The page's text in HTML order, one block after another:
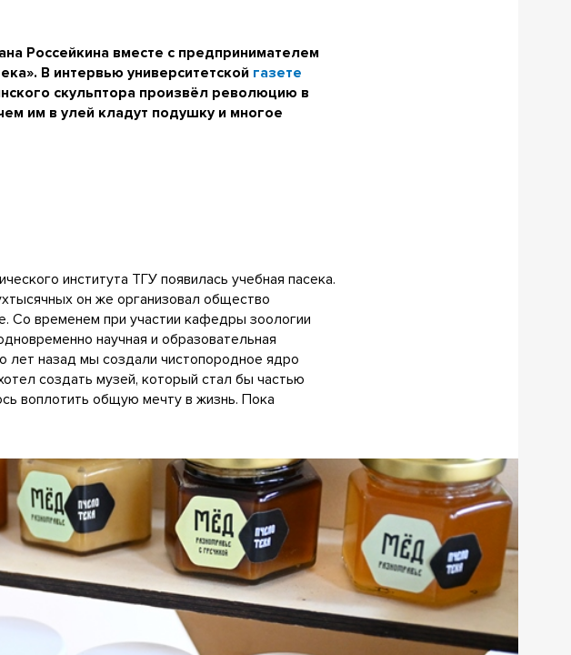
Россейкина вместе с предпринимателем
В интервью университетской газете
скульптора произвёл революцию в
им в улей кладут подушку и многое
института ТГУ появилась учебная пасека.
он же организовал общество
Со временем при участии кафедры зоологии
научная и образовательная
лет назад мы создали чистопородное ядро
создать музей, который стал бы частью
воплотить общую мечту в жизнь. Пока